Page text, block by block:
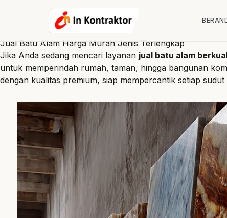
Jual Batu Alam Harga Murah Jenis Terlengkap
Jika Anda sedang mencari layanan jual batu alam
untuk memperindah rumah, taman, hingga bangunan
dengan kualitas premium, siap mempercantik setiap